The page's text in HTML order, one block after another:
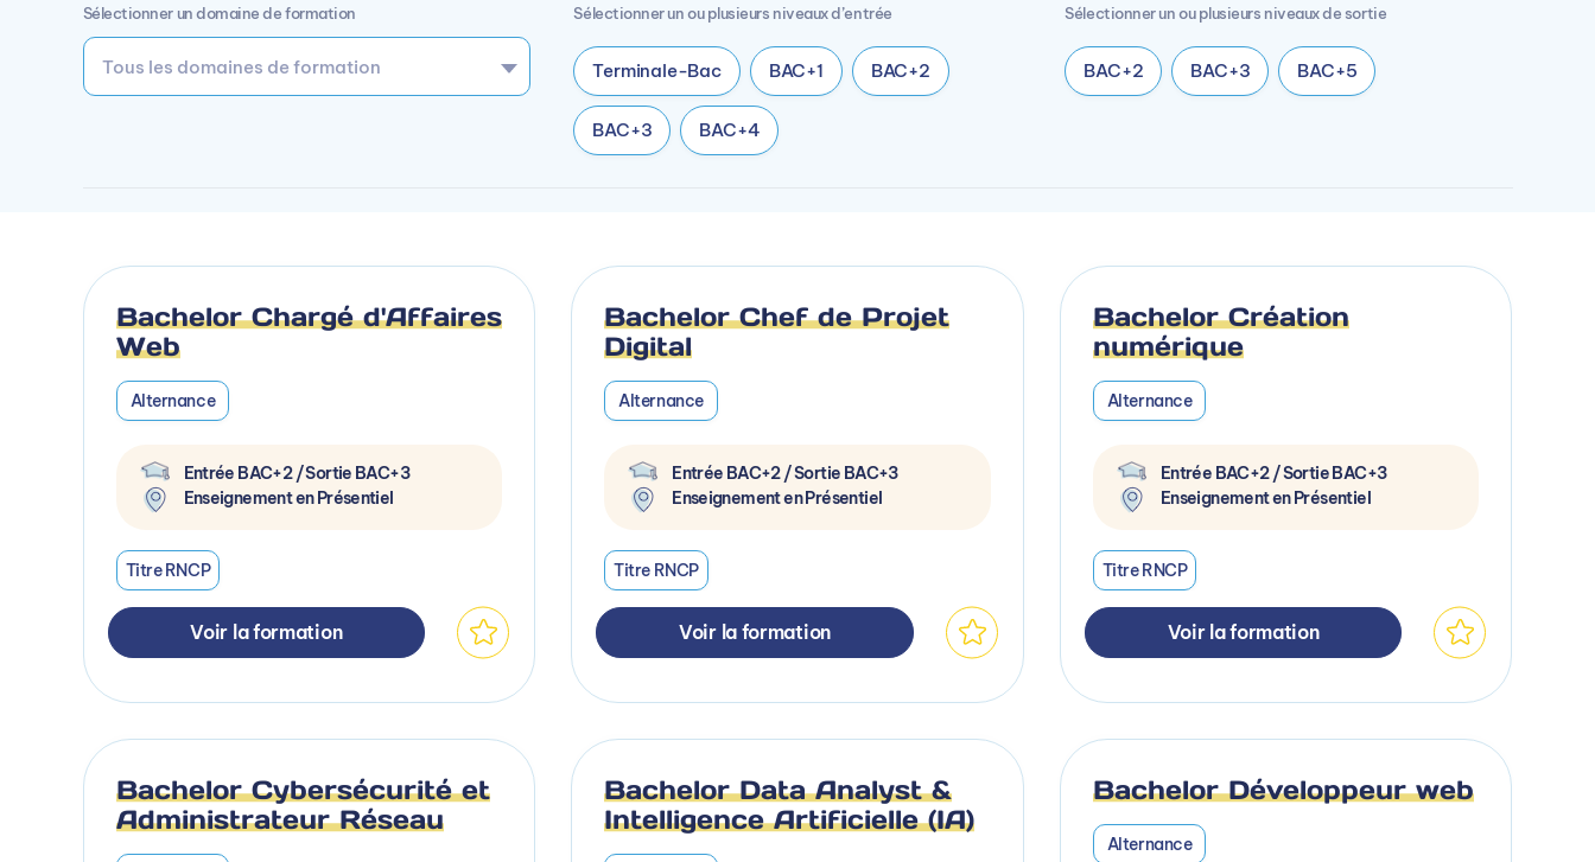
Sélectionner un domaine de formation Sélectionner un ou plusieurs niveaux d’entrée
Terminale-Bac BAC+1 BAC+2
BAC+3 BAC+4
Sélectionner un ou plusieurs niveaux de sortie
BAC+2 BAC+3 BAC+5
Bachelor Chargé d'Affaires
Web
Alternance
Entrée BAC+2 / Sortie BAC+3
Enseignement en Présentiel
Titre RNCP
Voir la formation
Bachelor Chef de Projet
Digital
Alternance
Entrée BAC+2 / Sortie BAC+3
Enseignement en Présentiel
Titre RNCP
Voir la formation
Bachelor Création
numérique
Alternance
Entrée BAC+2 / Sortie BAC+3
Enseignement en Présentiel
Titre RNCP
Voir la formation
Bachelor Cybersécurité et
Administrateur Réseau
Bachelor Data Analyst &
Intelligence Artificielle (IA)
Bachelor Développeur web
Alternance